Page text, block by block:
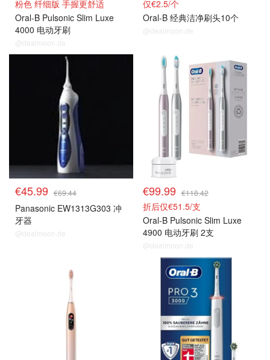
粉色 纤细版 手握更舒适
Oral-B Pulsonic Slim Luxe
4000 电动牙刷
@dealmoon.de
仅€2.5/个
Oral-B 经典洁净刷头10个
@dealmoon.de
€45.99 €69.44
Panasonic EW1313G303 冲
牙器
@dealmoon.de
€99.99 €118.42
折后仅€51.5/支
Oral-B Pulsonic Slim Luxe
4900 电动牙刷 2支
@dealmoon.de